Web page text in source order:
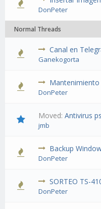
DonPeter
Normal Threads
Canal en
Ganekogorta
DonPeter
Moved:Antivirus
jmb
Backup
DonPeter
SORTEO TS-
DonPeter